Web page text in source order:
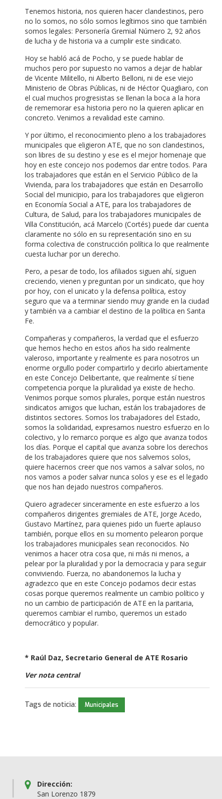
Tenemos historia, nos quieren hacer clandestinos, pero
no lo somos, no sólo somos legítimos sino que también
somos legales: Personería Gremial Número 2, 92 años
de lucha y de historia va a cumplir este sindicato.
Hoy se habló acá de Pocho, y se puede hablar de
muchos pero por supuesto no vamos a dejar de hablar
de Vicente Militello, ni Alberto Belloni, ni de ese viejo
Ministerio de Obras Públicas, ni de Héctor Quagliaro, con
el cual muchos progresistas se llenan la boca a la hora
de rememorar esa historia pero no la quieren aplicar en
concreto. Venimos a revalidad este camino.
Y por último, el reconocimiento pleno a los trabajadores
municipales que eligieron ATE, que no son clandestinos,
son libres de su destino y ese es el mejor homenaje que
hoy en este concejo nos podemos dar entre todos. Para
los trabajadores que están en el Servicio Público de la
Vivienda, para los trabajadores que están en Desarrollo
Social del municipio, para los trabajadores que eligieron
en Economía Social a ATE, para los trabajadores de
Cultura, de Salud, para los trabajadores municipales de
Villa Constitución, acá Marcelo (Cortés) puede dar cuenta
claramente no sólo en su representación sino en su
forma colectiva de construcción política lo que realmente
cuesta luchar por un derecho.
Pero, a pesar de todo, los afiliados siguen ahí, siguen
creciendo, vienen y preguntan por un sindicato, que hoy
por hoy, con el unicato y la defensa política, estoy
seguro que va a terminar siendo muy grande en la ciudad
y también va a cambiar el destino de la política en Santa
Fe.
Compañeras y compañeros, la verdad que el esfuerzo
que hemos hecho en estos años ha sido realmente
valeroso, importante y realmente es para nosotros un
enorme orgullo poder compartirlo y decirlo abiertamente
en este Concejo Delibertante, que realmente sí tiene
competencia porque la pluralidad ya existe de hecho.
Venimos porque somos plurales, porque están nuestros
sindicatos amigos que luchan, están los trabajadores de
distintos sectores. Somos los trabajadores del Estado,
somos la solidaridad, expresamos nuestro esfuerzo en lo
colectivo, y lo remarco porque es algo que avanza todos
los días. Porque el capital que avanza sobre los derechos
de los trabajadores quiere que nos salvemos solos,
quiere hacernos creer que nos vamos a salvar solos, no
nos vamos a poder salvar nunca solos y ese es el legado
que nos han dejado nuestros compañeros.
Quiero agradecer sinceramente en este esfuerzo a los
compañeros dirigentes gremiales de ATE, Jorge Acedo,
Gustavo Martínez, para quienes pido un fuerte aplauso
también, porque ellos en su momento pelearon porque
los trabajadores municipales sean reconocidos. No
venimos a hacer otra cosa que, ni más ni menos, a
pelear por la pluralidad y por la democracia y para seguir
conviviendo. Fuerza, no abandonemos la lucha y
agradezco que en este Concejo podamos decir estas
cosas porque queremos realmente un cambio político y
no un cambio de participación de ATE en la paritaria,
queremos cambiar el rumbo, queremos un estado
democrático y popular.
* Raúl Daz, Secretario General de ATE Rosario
Ver nota central
Tags de noticia: Municipales
Dirección:
San Lorenzo 1879